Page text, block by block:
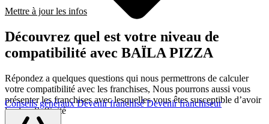
Conseils générauxDevenir franchiséDevenir franchiseur
Mettre à jour les infos
Découvrez quel est votre niveau de
compatibilité avec BAÏLA PIZZA
Répondez a quelques questions qui nous permettrons de calculer
votre compatibilité avec les franchises, Nous pourrons aussi vous
présenter les franchises avec lesquelles vous êtes susceptible d’avoir
le plus d’affinité